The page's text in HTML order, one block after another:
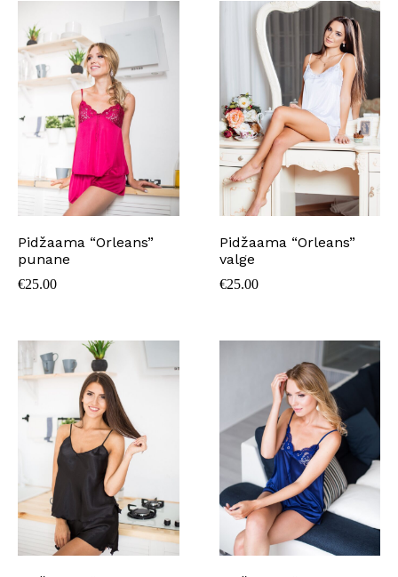
Pidžaama “Orleans”
punane
€25.00
Pidžaama “Orleans”
valge
€25.00